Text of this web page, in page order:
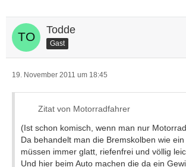
Todde
Gast
19. November 2011 um 18:45
Zitat von Motorradfahrer
(Ist schon komisch, wenn man nur
Da behandelt man die Bremskolben wie ein
müssen immer glatt, riefenfrei und völlig
Und hier beim Auto machen die da ein